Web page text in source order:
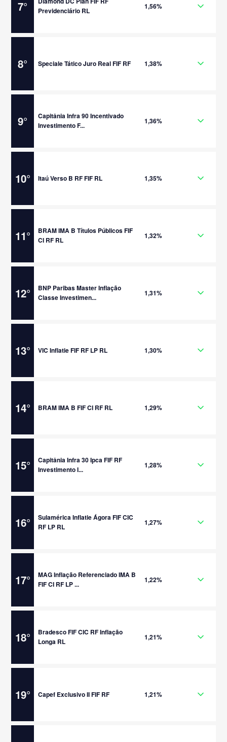
7°
Previdenciário RL
1,56%
8° Speciale Tático Juro Real FIF RF 1,38%
9°
Capitânia Infra 90 Incentivado
Investimento F...
1,36%
10° Itaú Verso B RF FIF RL 1,35%
11°
BRAM IMA B Títulos Públicos FIF
CI RF RL
1,32%
12°
BNP Paribas Master Inflação
Classe Investimen...
1,31%
13° VIC Inflatie FIF RF LP RL 1,30%
14° BRAM IMA B FIF CI RF RL 1,29%
15°
Capitânia Infra 30 Ipca FIF RF
Investimento I...
1,28%
16°
Sulamérica Inflatie Ágora FIF CIC
RF LP RL
1,27%
17°
MAG Inflação Referenciado IMA B
FIF CI RF LP ...
1,22%
18°
Bradesco FIF CIC RF Inflação
Longa RL
1,21%
19° Capef Exclusivo II FIF RF 1,21%